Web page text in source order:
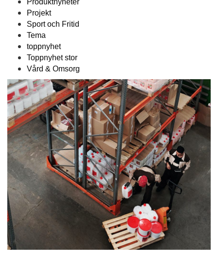
Produktnyheter
Projekt
Sport och Fritid
Tema
toppnyhet
Toppnyhet stor
Vård & Omsorg